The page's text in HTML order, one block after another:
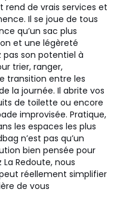
de vrais services et
Il se joue de tous
qu’un sac plus
et une légèreté
pas son potentiel à
trier, ranger,
transition entre les
la journée. Il abrite vos
de toilette ou encore
improvisée. Pratique,
les espaces les plus
n’est pas qu’un
bien pensée pour
Redoute, nous
réellement simplifier
de vous